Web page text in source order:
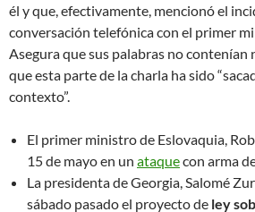
él y que, efectivamente, mencionó el
conversación telefónica con el primer
Asegura que sus palabras no contenían
que esta parte de la charla ha sido
contexto”.
El primer ministro de Eslovaquia,
15 de mayo en un ataquecon arma
La presidenta de Georgia, Salomé
sábado pasado el proyecto de ley